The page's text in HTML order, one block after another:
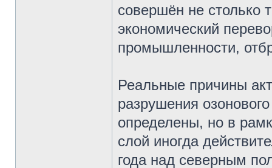
совершён не столько
экономический
промышленности,
Реальные причины
разрушения
определены, но в
слой иногда
года над северным